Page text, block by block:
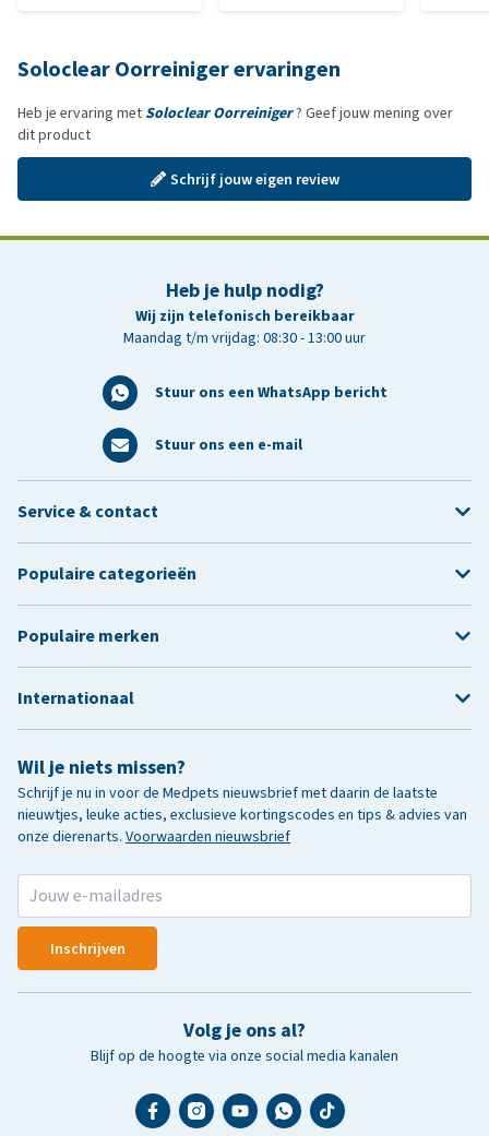
Soloclear Oorreiniger ervaringen
Heb je ervaring met Soloclear Oorreiniger? Geef jouw mening over
dit product
Schrijf jouw eigen review
Heb je hulp nodig?
Wij zijn telefonisch bereikbaar
Maandag t/m vrijdag: 08:30 - 13:00 uur
Stuur ons een WhatsApp bericht
Stuur ons een e-mail
Wil je niets missen?
Schrijf je nu in voor de Medpets nieuwsbrief met daarin de laatste
nieuwtjes, leuke acties, exclusieve kortingscodes en tips & advies van
onze dierenarts. Voorwaarden nieuwsbrief
Inschrijven
Volg je ons al?
Blijf op de hoogte via onze social media kanalen
Service & contact
Populaire categorieën
Populaire merken
Internationaal